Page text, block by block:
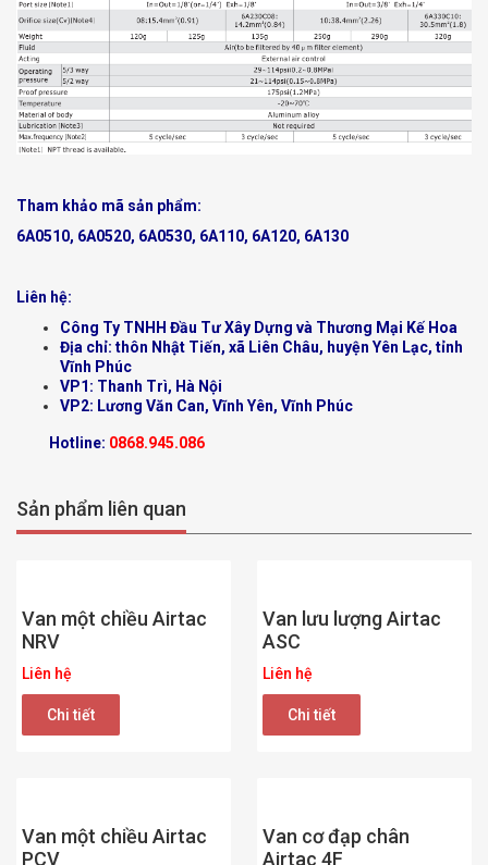
Tham khảo mã sản phẩm:
6A0510, 6A0520, 6A0530, 6A110, 6A120, 6A130
Liên hệ:
Công Ty TNHH Đầu Tư Xây Dựng và Thương Mại Kế Hoa
Địa chỉ: thôn Nhật Tiến, xã Liên Châu, huyện Yên Lạc, tỉnh
Vĩnh Phúc
VP1: Thanh Trì, Hà Nội
VP2: Lương Văn Can, Vĩnh Yên, Vĩnh Phúc
Hotline: 0868.945.086
Sản phẩm liên quan
Van một chiều Airtac
NRV
Liên hệ
Chi tiết
Van lưu lượng Airtac
ASC
Liên hệ
Chi tiết
Van một chiều Airtac
PCV
Van cơ đạp chân
Airtac 4F